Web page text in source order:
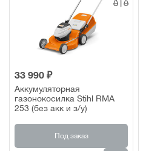
33 990 ₽
Аккумуляторная
газонокосилка Stihl RMA
253 (без акк и з/у)
Под заказ